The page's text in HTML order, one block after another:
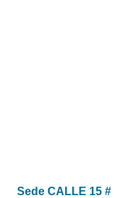
Sede CALLE 15 #